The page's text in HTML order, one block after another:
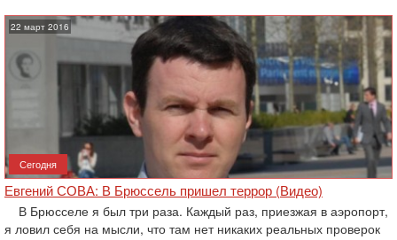
22 март 2016
Сегодня
Евгений СОВА: В Брюссель пришел террор (Видео)
В Брюсселе я был три раза. Каждый раз, приезжая в аэропорт,
я ловил себя на мысли, что там нет никаких реальных проверок